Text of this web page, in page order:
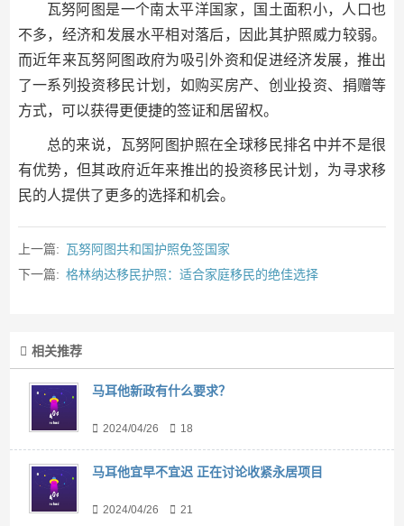
瓦努阿图是一个南太平洋国家，国土面积小，人口也
不多，经济和发展水平相对落后，因此其护照威力较弱。
而近年来瓦努阿图政府为吸引外资和促进经济发展，推出
了一系列投资移民计划，如购买房产、创业投资、捐赠等
方式，可以获得更便捷的签证和居留权。
总的来说，瓦努阿图护照在全球移民排名中并不是很
有优势，但其政府近年来推出的投资移民计划，为寻求移
民的人提供了更多的选择和机会。
上一篇: 瓦努阿图共和国护照免签国家
下一篇: 格林纳达移民护照：适合家庭移民的绝佳选择
相关推荐
马耳他新政有什么要求？
2024/04/26 18
马耳他宜早不宜迟 正在讨论收紧永居项目
2024/04/26 21